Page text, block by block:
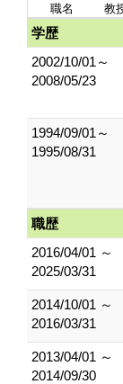
職名
教
学歴
2002/10/01～
2008/05/23
1994/09/01～
1995/08/31
職歴
2016/04/01 ～
2025/03/31
2014/10/01 ～
2016/03/31
2013/04/01 ～
2014/09/30